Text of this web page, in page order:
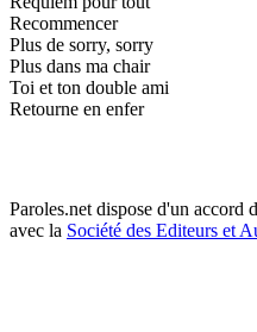
Recommencer
Plus de sorry, sorry
Plus dans ma chair
Toi et ton double ami
Retourne en enfer
Paroles.net dispose d'un accord
avec la Société des Editeurs et